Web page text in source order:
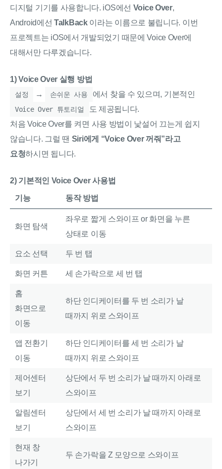
디지털 기기를 사용합니다. iOS에선 Voice Over,
Android에선 TalkBack이라는 이름으로 불립니다. 이번
프로젝트는 iOS에서 개발되었기 때문에 Voice Over에
대해서만 다루겠습니다.
1) Voice Over 실행 방법
설정 → 손쉬운 사용 에서 찾을 수 있으며, 기본적인
Voice Over 튜토리얼
도 제공됩니다.
처음 Voice Over를 켜면 사용 방법이 낯설어 끄는게 쉽지
않습니다. 그럴 땐 Siri에게 “Voice Over 꺼줘”라고
요청하시면 됩니다.
2) 기본적인 Voice Over 사용법
기능 동작 방법
화면 탐색
좌우로 짧게 스와이프 or 화면을 누른
상태로 이동
요소 선택 두 번 탭
화면 커튼 세 손가락으로 세 번 탭
홈
화면으로
이동
하단 인디케이터를 두 번 소리가 날
때까지 위로 스와이프
앱 전환기
이동
하단 인디케이터를 세 번 소리가 날
때까지 위로 스와이프
제어센터
보기
상단에서 두 번 소리가 날 때까지 아래로
스와이프
알림센터
보기
상단에서 세 번 소리가 날 때까지 아래로
스와이프
현재 창
나가기
두 손가락을 Z 모양으로 스와이프